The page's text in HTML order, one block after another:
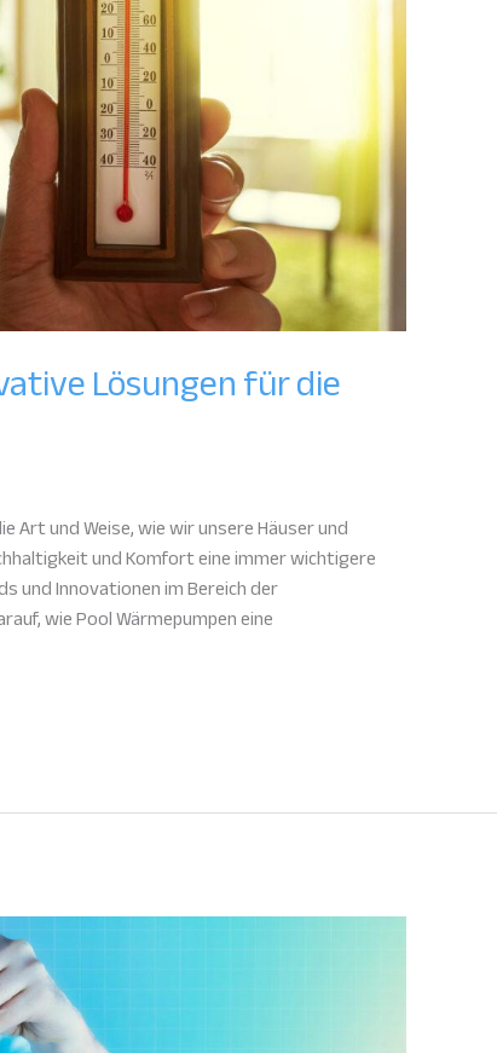
Lösungen für die
und Weise, wie wir unsere Häuser und
und Komfort eine immer wichtigere
und Innovationen im Bereich der
wie Pool Wärmepumpen eine